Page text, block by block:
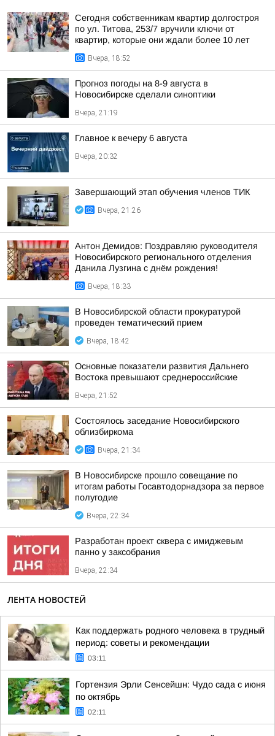
Сегодня собственникам квартир долгостроя
по ул. Титова, 253/7 вручили ключи от
квартир, которые они ждали более 10 лет
Вчера, 18:52
Прогноз погоды на 8-9 августа в
Новосибирске сделали синоптики
Вчера, 21:19
Главное к вечеру 6 августа
Вчера, 20:32
Завершающий этап обучения членов ТИК
Вчера, 21:26
Антон Демидов: Поздравляю руководителя
Новосибирского регионального отделения
Данила Лузгина с днём рождения!
Вчера, 18:33
В Новосибирской области прокуратурой
проведен тематический прием
Вчера, 18:42
Основные показатели развития Дальнего
Востока превышают среднероссийские
Вчера, 21:52
Состоялось заседание Новосибирского
облизбиркома
Вчера, 21:34
В Новосибирске прошло совещание по
итогам работы Госавтодорнадзора за первое
полугодие
Вчера, 22:34
Разработан проект сквера с имиджевым
панно у заксобрания
Вчера, 22:34
ЛЕНТА НОВОСТЕЙ
Как поддержать родного человека в трудный
период: советы и рекомендации
03:11
Гортензия Эрли Сенсейшн: Чудо сада с июня
по октябрь
02:11